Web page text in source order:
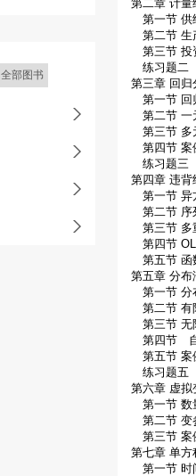
全部图书
第二章 计量
第一节 供
第二节 生
第三节 投
练习题二
第三章 回归
第一节 回
第二节 一
第三节 多
第四节 案
练习题三
第四章 违背
第一节 异
第二节 序
第三节 多
第四节
第五节 函
第五章 分布
第一节 分
第二节 有
第三节 无
第四节 自
第五节 案
练习题五
第六章 虚拟
第一节 数
第二节 变
第三节 案
第七章 单方
第一节 时